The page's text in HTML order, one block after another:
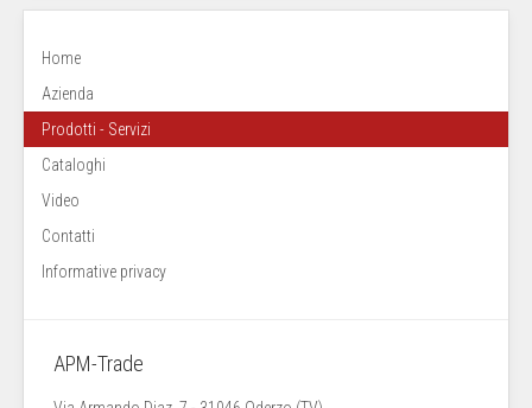
Home
Azienda
Prodotti - Servizi
Cataloghi
Video
Contatti
Informative privacy
APM-Trade